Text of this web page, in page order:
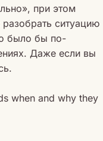
при этом
ситуацию
было бы по-
Даже если вы
when and why they